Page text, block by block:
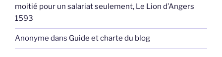
moitié pour un salariat seulement, Le Lion d’Angers
1593
Anonyme dans Guide et charte du blog